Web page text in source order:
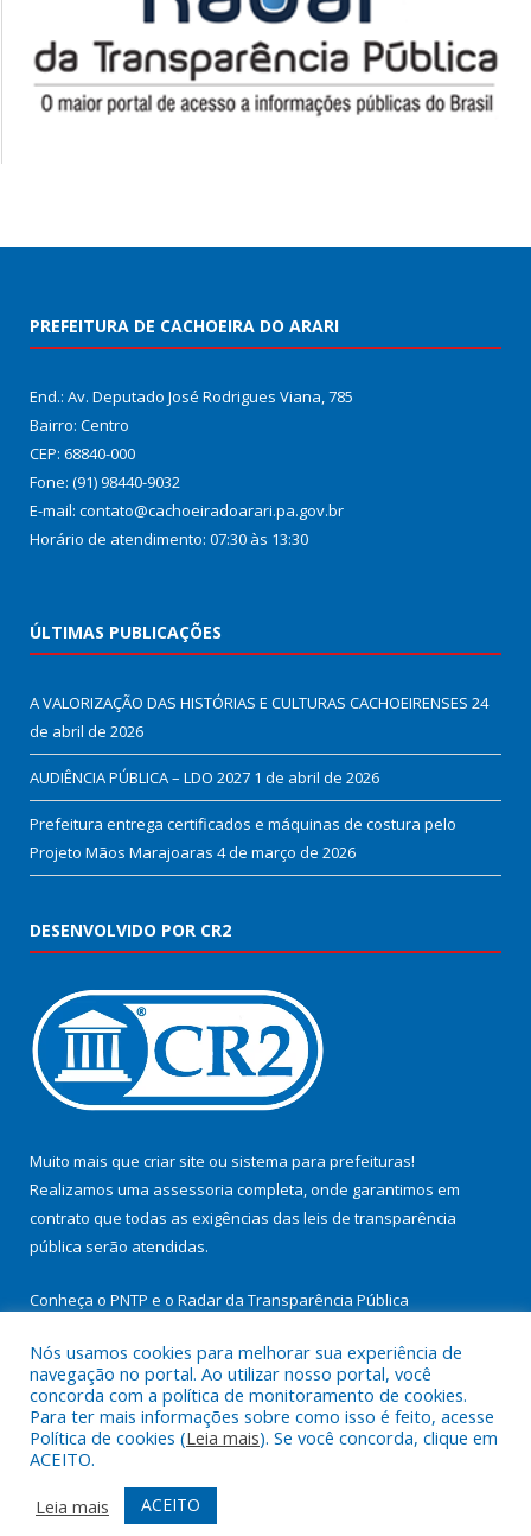
PREFEITURA DE CACHOEIRA DO ARARI
End.: Av. Deputado José Rodrigues Viana, 785
Bairro: Centro
CEP: 68840-000
Fone: (91) 98440-9032
E-mail: contato@cachoeiradoarari.pa.gov.br
Horário de atendimento: 07:30 às 13:30
ÚLTIMAS PUBLICAÇÕES
A VALORIZAÇÃO DAS HISTÓRIAS E CULTURAS CACHOEIRENSES 24
de abril de 2026
AUDIÊNCIA PÚBLICA – LDO 2027 1 de abril de 2026
Prefeitura entrega certificados e máquinas de costura pelo
Projeto Mãos Marajoaras 4 de março de 2026
DESENVOLVIDO POR CR2
Muito mais que criar site ou sistema para prefeituras!
Realizamos uma assessoria completa, onde garantimos em
contrato que todas as exigências das leis de transparência
pública serão atendidas.
Conheça o PNTP e o Radar da Transparência Pública
Todos os direitos reservados a Prefeitura Municipal de
Cachoeira do Arari.
Mapa do Site
Acessar Área Administrativa
Acessar Webmail
Nós usamos cookies para melhorar sua experiência de
navegação no portal. Ao utilizar nosso portal, você
concorda com a política de monitoramento de cookies.
Para ter mais informações sobre como isso é feito, acesse
Política de cookies (Leia mais). Se você concorda, clique em
ACEITO.
Leia mais
ACEITO